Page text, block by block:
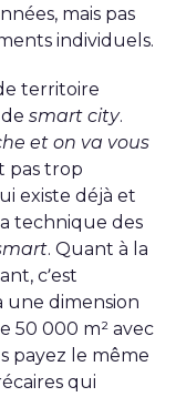
mais pas
individuels.
territoire
smart city.
et on va vous
pas trop
existe déjà et
technique des
. Quant à la
c’est
une dimension
50 000 m² avec
payez le même
qui